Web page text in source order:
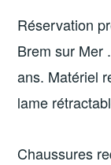
Réservation
Brem sur Mer
ans. Matériel
lame
Chaussures